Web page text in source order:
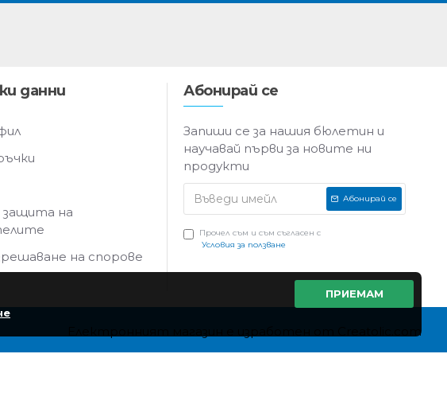
данни
защита на
на спорове
Абонирай се
Запиши се за нашия бюлетин и
научавай първи за новите ни
продукти
Абонирай се
Прочел съм и съм съгласен с
Условия за ползване
Електронният магазин е изработен от Creatolic.com
ПРИЕМАМ